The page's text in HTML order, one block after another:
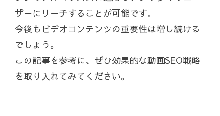
ザーにリーチすることが可能です。
今後もビデオコンテンツの重要性は増し続ける
でしょう。
この記事を参考に、ぜひ効果的な動画SEO戦略
を取り入れてみてください。